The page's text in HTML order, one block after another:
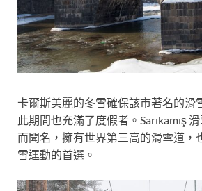
卡爾斯美麗的冬雪確保該市著名的滑
此期間也充滿了度假者。Sarıkamış
而聞名，擁有世界第三高的滑雪道，
雪運動的首選。